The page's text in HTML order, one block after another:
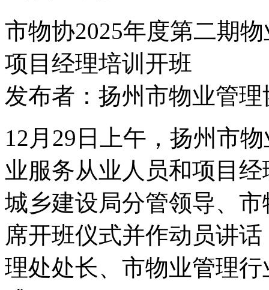
市物协2025年度第二期
项目经理培训开班
发布者：扬州市物业管
12 月 29 日上午，扬州市
业服务从业人员和项目经
城乡建设局分管领导、
席开班仪式并作动员讲话
理处处长、市物业管理